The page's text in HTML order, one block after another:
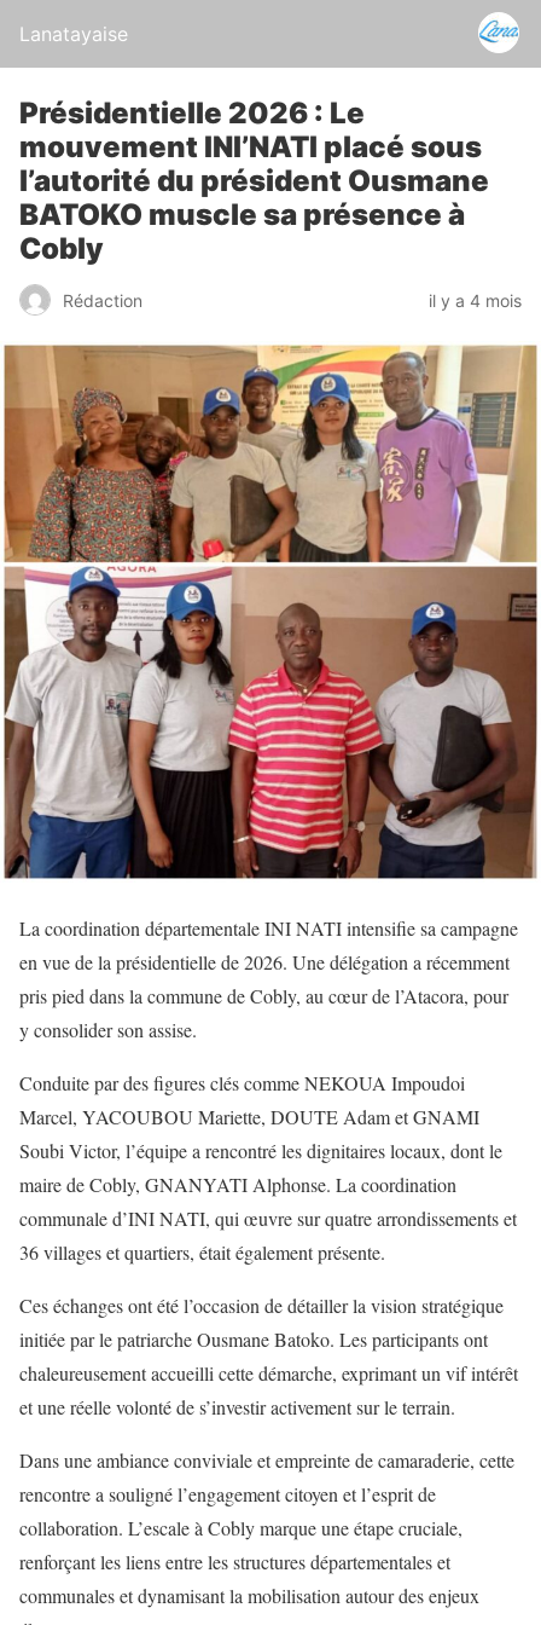
Lanatayaise
Présidentielle 2026 : Le
mouvement INI’NATI placé sous
l’autorité du président Ousmane
BATOKO muscle sa présence à
Cobly
Rédaction il y a 4 mois
La coordination départementale INI NATI intensifie sa campagne
en vue de la présidentielle de 2026. Une délégation a récemment
pris pied dans la commune de Cobly, au cœur de l’Atacora, pour
y consolider son assise.
Conduite par des figures clés comme NEKOUA Impoudoi
Marcel, YACOUBOU Mariette, DOUTE Adam et GNAMI
Soubi Victor, l’équipe a rencontré les dignitaires locaux, dont le
maire de Cobly, GNANYATI Alphonse. La coordination
communale d’INI NATI, qui œuvre sur quatre arrondissements et
36 villages et quartiers, était également présente.
Ces échanges ont été l’occasion de détailler la vision stratégique
initiée par le patriarche Ousmane Batoko. Les participants ont
chaleureusement accueilli cette démarche, exprimant un vif intérêt
et une réelle volonté de s’investir activement sur le terrain.
Dans une ambiance conviviale et empreinte de camaraderie, cette
rencontre a souligné l’engagement citoyen et l’esprit de
collaboration. L’escale à Cobly marque une étape cruciale,
renforçant les liens entre les structures départementales et
communales et dynamisant la mobilisation autour des enjeux